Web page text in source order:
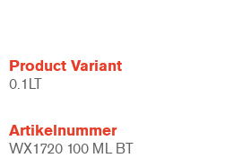
Product Variant
0.1LT
Artikelnummer
WX1720 100 ML BT